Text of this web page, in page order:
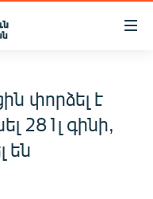
փորձել է
281լ գինի,
են